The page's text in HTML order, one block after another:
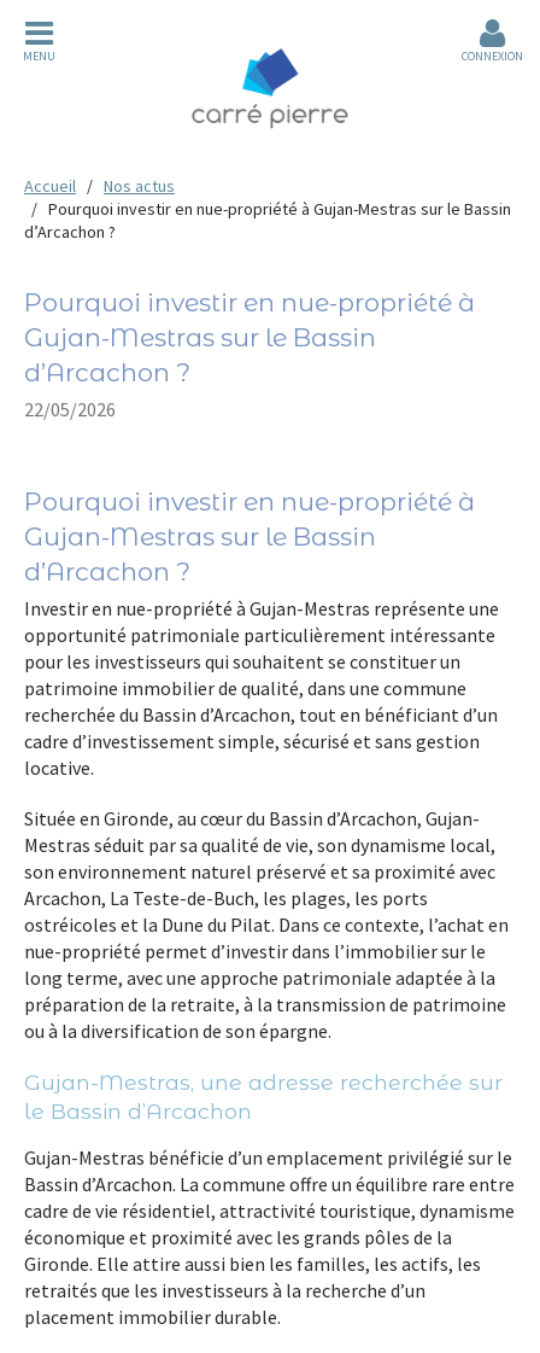
CONNEXION
MENU
Accueil
Nos actus
Pourquoi investir en nue-propriété à Gujan-Mestras sur le Bassin
d’Arcachon ?
Pourquoi investir en nue-propriété à
Gujan-Mestras sur le Bassin
d’Arcachon ?
22/05/2026
Pourquoi investir en nue-propriété à
Gujan-Mestras sur le Bassin
d’Arcachon ?
Investir en nue-propriété à Gujan-Mestras représente une
opportunité patrimoniale particulièrement intéressante
pour les investisseurs qui souhaitent se constituer un
patrimoine immobilier de qualité, dans une commune
recherchée du Bassin d’Arcachon, tout en bénéficiant d’un
cadre d’investissement simple, sécurisé et sans gestion
locative.
Située en Gironde, au cœur du Bassin d’Arcachon, Gujan-
Mestras séduit par sa qualité de vie, son dynamisme local,
son environnement naturel préservé et sa proximité avec
Arcachon, La Teste-de-Buch, les plages, les ports
ostréicoles et la Dune du Pilat. Dans ce contexte, l’achat en
nue-propriété permet d’investir dans l’immobilier sur le
long terme, avec une approche patrimoniale adaptée à la
préparation de la retraite, à la transmission de patrimoine
ou à la diversification de son épargne.
Gujan-Mestras, une adresse recherchée sur
le Bassin d’Arcachon
Gujan-Mestras bénéficie d’un emplacement privilégié sur le
Bassin d’Arcachon. La commune offre un équilibre rare entre
cadre de vie résidentiel, attractivité touristique, dynamisme
économique et proximité avec les grands pôles de la
Gironde. Elle attire aussi bien les familles, les actifs, les
retraités que les investisseurs à la recherche d’un
placement immobilier durable.